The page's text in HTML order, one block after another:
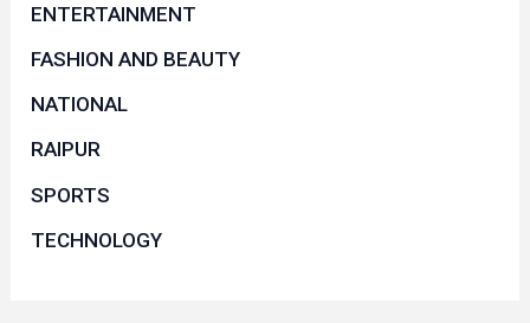
ENTERTAINMENT
FASHION AND BEAUTY
NATIONAL
RAIPUR
SPORTS
TECHNOLOGY